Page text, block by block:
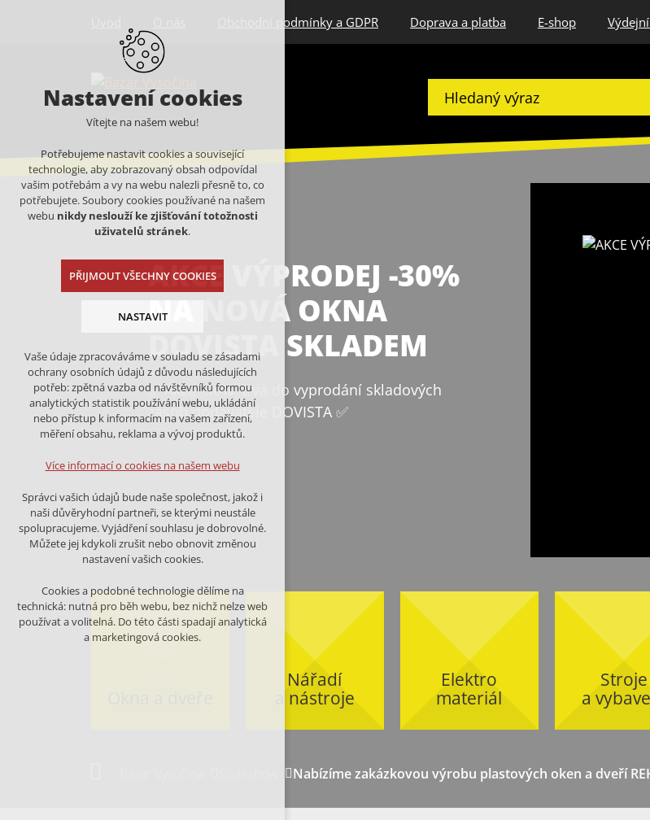
Obchodní podmínky a GDPR Doprava a platba E-shop
AKCE VÝPRODEJ -30%
NA NOVÁ OKNA
DOVISTA SKLADEM
✅ Akce -30% trvá do vyprodání skladových
zásob dodavatele DOVISTA ✅
Nářadí
a nástroje
Elektro
materiál
Stroje
a
Nabízíme zakázkovou výrobu plastových oken a dveří
Nastavení cookies
Vítejte na našem webu!
Potřebujeme nastavit cookies a související
technologie, aby zobrazovaný obsah odpovídal
vašim potřebám a vy na webu nalezli přesně to, co
potřebujete. Soubory cookies používané na našem
webu nikdy neslouží ke zjišťování totožnosti
uživatelů stránek.
PŘIJMOUT VŠECHNY COOKIES
NASTAVIT
Technická cookies
nutná pro provozování webu
udržení kontextu stránek (session):
případná přihlášení, volby jazyka, apod.
Volitelná cookies
analytická pro anonymizované
vyhodnocení návštěvnosti
marketingová cookies (Google,Facebook)
Více informací o cookies na našem webu
ODMÍTNOUT VŠE
Vaše údaje zpracováváme v souladu se zásadami
ochrany osobních údajů z důvodu následujících
potřeb: zpětná vazba od návštěvníků formou
analytických statistik používání webu, ukládání
nebo přístup k informacím na vašem zařízení,
měření obsahu, reklama a vývoj produktů.
Více informací o cookies na našem webu
Správci vašich údajů bude naše společnost, jakož i
naši důvěryhodní partneři, se kterými neustále
spolupracujeme. Vyjádření souhlasu je dobrovolné.
Můžete jej kdykoli zrušit nebo obnovit změnou
nastavení vašich cookies.
Cookies a podobné technologie dělíme na
technická: nutná pro běh webu, bez nichž nelze web
používat a volitelná. Do této části spadají analytická
a marketingová cookies.